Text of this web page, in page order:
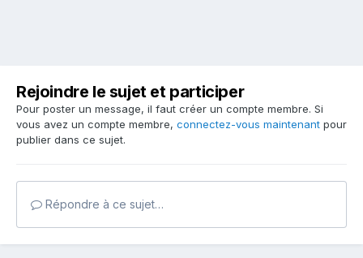
Rejoindre le sujet et participer
Pour poster un message, il faut créer un compte membre. Si
vous avez un compte membre, connectez-vous maintenant pour
publier dans ce sujet.
Répondre à ce sujet…